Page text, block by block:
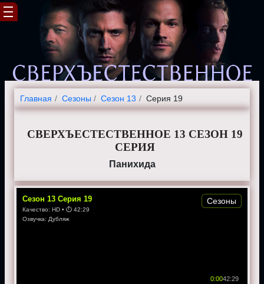
Главная Cезоны Сезон 13 Серия 19
СВЕРХЪЕСТЕСТВЕННОЕ 13 СЕЗОН 19
СЕРИЯ
Панихида
Сезон 13 Серия 19
Качество: HD • ⏱ 42:29
Озвучка: Дубляж
0:0042:29
Сезоны